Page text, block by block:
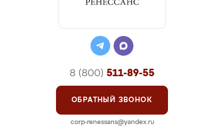
8 (800) 511-89-55
ОБРАТНЫЙ ЗВОНОК
corp-renessans@yandex.ru